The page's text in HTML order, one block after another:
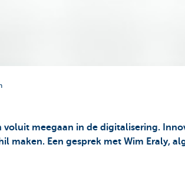
meegaan in de digitalisering.
maken. Een gesprek met Wim Eraly,